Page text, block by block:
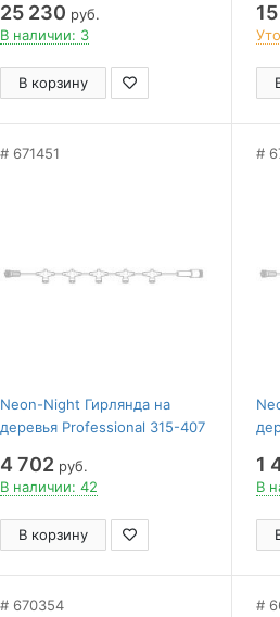
25 230 руб.
В наличии: 3
В корзину
671451
Neon-Night Гирлянда на
деревья Professional 315-407
4 702 руб.
В наличии: 42
В корзину
1
В
670354